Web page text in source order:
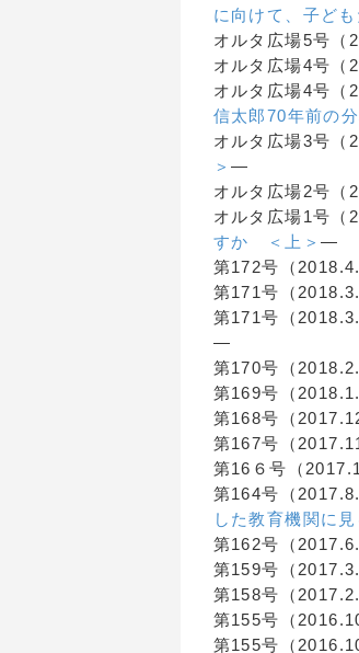
に向けて、子ど
オルタ広場5号（
オルタ広場4号（
オルタ広場4号（
信太郎70年前の
オルタ広場3号（
＞ ―
オルタ広場2号（
オルタ広場1号（
すか ＜上＞ ―
第172号（
第171号（
第171号（
―
第170号（
第169号（
第168号（
第167号（
第16６号（
第164号（
した教育機関に
第162号（
第159号（
第158号（
第155号（
第155号（